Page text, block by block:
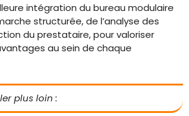
intégration du bureau modulaire
structurée, de l’analyse des
du prestataire, pour valoriser
au sein de chaque
plus loin :